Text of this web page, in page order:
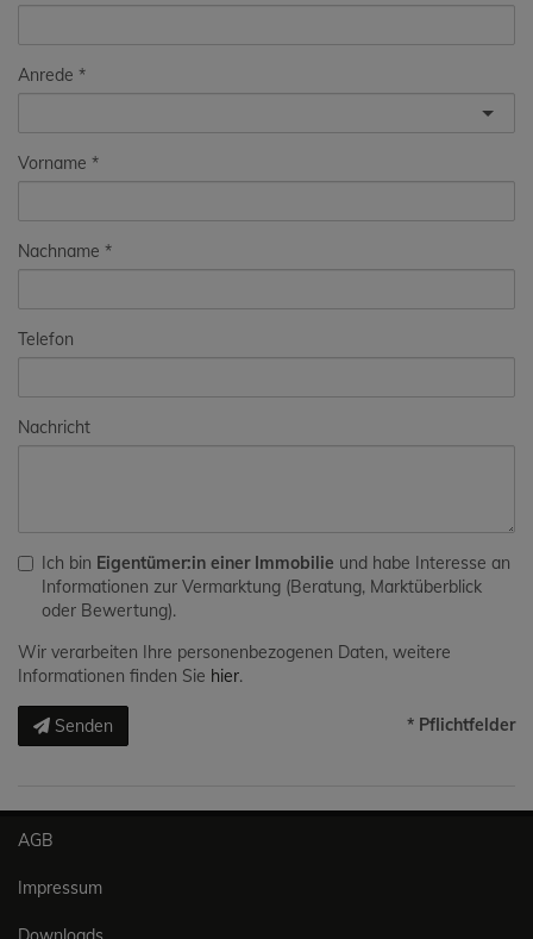
Anrede
Vorname
Nachname
Telefon
Nachricht
Ich bin Eigentümer:in einer Immobilie und habe Interesse an
Informationen zur Vermarktung (Beratung, Marktüberblick
oder Bewertung).
Wir verarbeiten Ihre personenbezogenen Daten, weitere
Informationen finden Sie hier.
Senden * Pflichtfelder
AGB
Impressum